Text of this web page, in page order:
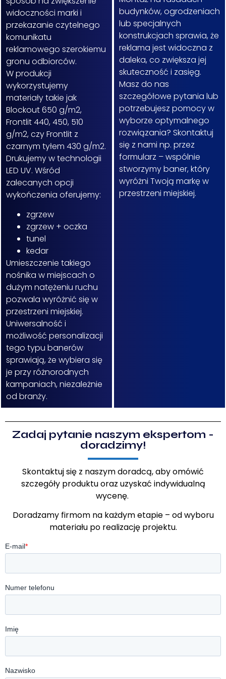
widoczności marki i
przekazanie czytelnego
komunikatu
reklamowego szerokiemu
gronu odbiorców.
W produkcji
wykorzystujemy
materiały takie jak
Blockout 650 g/m2,
Frontlit 440, 450, 510
g/m2, czy Frontlit z
czarnym tyłem 430 g/m2.
Drukujemy w technologii
LED UV. Wśród
zalecanych opcji
wykończenia oferujemy:
zgrzew
zgrzew + oczka
tunel
kedar
Umieszczenie takiego
nośnika w miejscach o
dużym natężeniu ruchu
pozwala wyróżnić się w
przestrzeni miejskiej.
Uniwersalność i
możliwość personalizacji
tego typu banerów
sprawiają, że wybiera się
je przy różnorodnych
kampaniach, niezależnie
od branży.
budynków, ogrodzeniach
lub specjalnych
konstrukcjach sprawia, że
reklama jest widoczna z
daleka, co zwiększa jej
skuteczność i zasięg.
Masz do nas
szczegółowe pytania lub
potrzebujesz pomocy w
wyborze optymalnego
rozwiązania? Skontaktuj
się z nami np. przez
formularz – wspólnie
stworzymy baner, który
wyróżni Twoją markę w
przestrzeni miejskiej.
Zadaj pytanie naszym ekspertom -
doradzimy!
Skontaktuj się z naszym doradcą, aby omówić
szczegóły produktu oraz uzyskać indywidualną
wycenę.
Doradzamy firmom na każdym etapie – od wyboru
materiału po realizację projektu.